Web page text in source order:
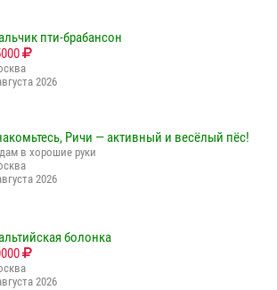
пти-брабансон
2026
Ричи — активный и весёлый пёс!
в хорошие руки
2026
болонка
2026